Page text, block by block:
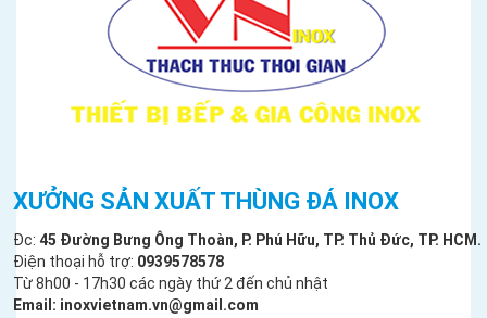
XƯỞNG SẢN XUẤT THÙNG ĐÁ INOX
Đc: 45 Đường Bưng Ông Thoàn, P. Phú Hữu, TP. Thủ Đức, TP. HCM.
Điện thoại hỗ trợ: 0939578578
Từ 8h00 - 17h30 các ngày thứ 2 đến chủ nhật
Email: inoxvietnam.vn@gmail.com